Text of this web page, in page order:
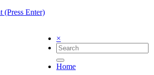
(Press Enter)
×
Home